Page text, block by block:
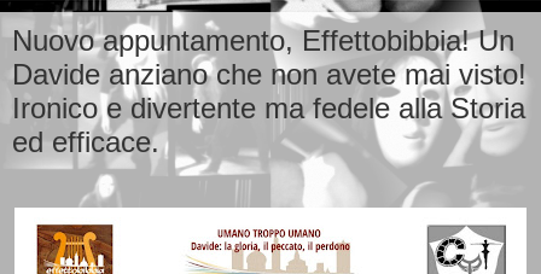
Nuovo appuntamento, Effettobibbia! Un
Davide anziano che non avete mai visto!
Ironico e divertente ma fedele alla Storia
ed efficace.